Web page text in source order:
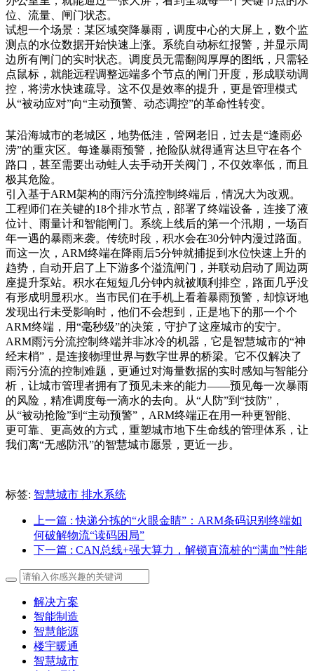
位、流量、闸门状态。
试想一个场景：某区域突降暴雨，调度中心的大屏上，数个监
测点的水位数据开始快速上涨。系统自动标红报警，并显示周
边所有闸门的实时状态。调度员无需翻阅厚厚的图纸，只需轻
点鼠标，就能远程调整远端多个节点的闸门开度，形成联动调
控，将涝水快速疏导。这不仅是效率的提升，更是管理模式
从“被动应对”向“主动预警、动态调控”的革命性转变。
某沿海城市的老城区，地势低洼，管网老旧，过去是“逢雨必
涝”的重灾区。每逢暴雨预警，抢险队就得通宵达旦守在各个
路口，甚至需要出动蛙人去手动开关阀门，不仅效率低，而且
极其危险。
引入基于ARM架构的雨污分流控制终端后，情况大为改观。
工程师们在关键的18个排水节点，部署了终端设备，连接了液
位计、雨量计和智能闸门。系统上线后的第一个汛期，一场百
年一遇的暴雨来袭。传统时段，积水会在30分钟内漫过路面。
而这一次，ARM终端在降雨后5分钟就捕捉到水位快速上升的
趋势，自动开启了上下游多个溢流闸门，并联动启动了周边两
座提升泵站。积水在短短几分钟内就被顺利排空，路面几乎没
有形成明显积水。当市民们在手机上看着暴雨预警，却惊讶地
发现出行未受影响时，他们不会想到，正是地下的那一个个
ARM终端，用“毫秒级”的决策，守护了这座城市的安宁。
ARM雨污分流控制终端并非冰冷的机器，它是智慧城市的“神
经末梢”，是连接物理世界与数字世界的桥梁。它不仅解决了
雨污分流的控制难题，更通过对海量数据的实时感知与智能分
析，让城市管理者拥有了预见未来的能力——预见每一次暴雨
的风险，精准调度每一滴水的去向。从“人防”到“技防”，
从“被动抢险”到“主动预警”，ARM终端正在用一种更智能、
更可靠、更高效的方式，重塑城市地下生命线的管理体系，让
我们离“无感防汛”的智慧城市愿景，更近一步。
标签: 智慧城市 排水系统
上一篇 : 快递分拣的“火眼金睛”：ARM条码识别终端如
何破解物流“读码困局”
下一篇 : CAN总线+强大算力，解锁直流桩的“满血”性能
解决方案
智能制造
智慧能源
楼宇暖通
智慧城市